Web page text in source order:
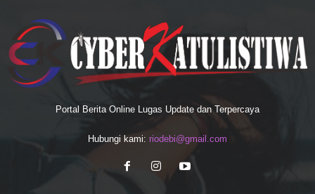
Portal Berita Online Lugas Update dan Terpercaya
Hubungi kami: riodebi@gmail.com